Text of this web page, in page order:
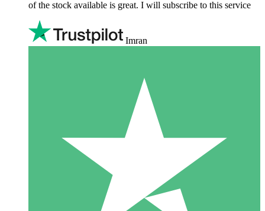
of the stock available is great. I will subscribe to this service
Imran